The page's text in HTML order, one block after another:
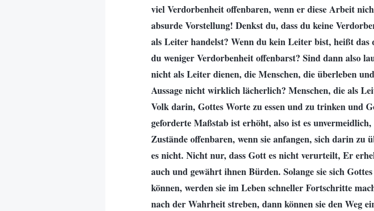
viel Verdorbenheit offenbaren, wenn er diese Arbeit
absurde Vorstellung! Denkst du, dass du keine
als Leiter handelst? Wenn du kein Leiter bist, heißt
du weniger Verdorbenheit offenbarst? Sind dann also
nicht als Leiter dienen, die Menschen, die überleben
Aussage nicht wirklich lächerlich? Menschen, die als
Volk darin, Gottes Worte zu essen und zu trinken und
geforderte Maßstab ist erhöht, also ist es
Zustände offenbaren, wenn sie anfangen, sich darin
es nicht. Nicht nur, dass Gott es nicht verurteilt, Er
auch und gewährt ihnen Bürden. Solange sie sich
können, werden sie im Leben schneller Fortschritte
nach der Wahrheit streben, dann können sie den Weg